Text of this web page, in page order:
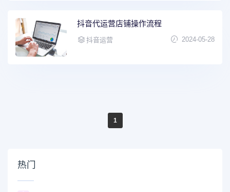
抖音代运营店铺操作流程
抖音运营 2024-05-28
1
热门